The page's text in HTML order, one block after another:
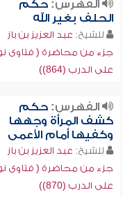
الفهرس:حكم
الحلف بغير الله
للشيخ: عبد العزيز بن باز
جزء من محاضرة ( فتاوى
على الدرب (864))
الفهرس:حكم
كشف المرأة وجهها
وكفيها أمام الأعمى
للشيخ: عبد العزيز بن باز
جزء من محاضرة ( فتاوى
على الدرب (870))